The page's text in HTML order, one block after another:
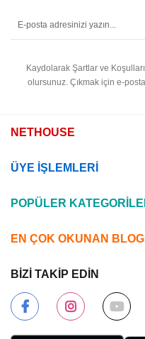
Kaydolarak Şartlar ve
olursunuz. Çıkmak için e-
NETHOUSE
ÜYE İŞLEMLERİ
POPÜLER
EN ÇOK OKUNAN
BİZİ TAKİP EDİN